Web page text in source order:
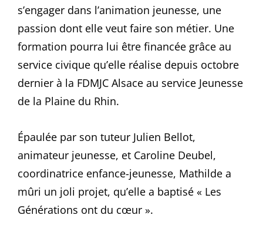
s’engager dans l’animation jeunesse, une
passion dont elle veut faire son métier. Une
formation pourra lui être financée grâce au
service civique qu’elle réalise depuis octobre
dernier à la FDMJC Alsace au service Jeunesse
de la Plaine du Rhin.
Épaulée par son tuteur Julien Bellot,
animateur jeunesse, et Caroline Deubel,
coordinatrice enfance-jeunesse, Mathilde a
mûri un joli projet, qu’elle a baptisé « Les
Générations ont du cœur ».